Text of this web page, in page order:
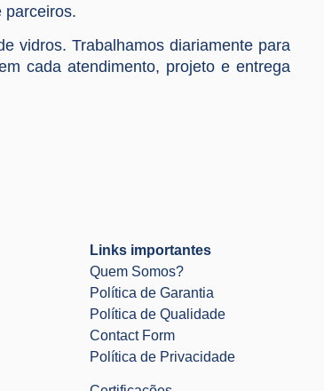
parceiros.
vidros. Trabalhamos diariamente para
cada atendimento, projeto e entrega
Links importantes
Quem Somos?
Política de Garantia
Política de Qualidade
Contact Form
Política de Privacidade